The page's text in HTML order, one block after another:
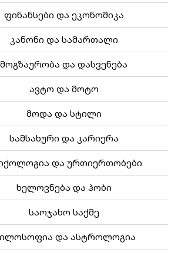
ფინანსები და ეკონომიკა
კანონი და სამართალი
მოგზაურობა და დასვენება
ავტო და მოტო
მოდა და სტილი
სამსახური და კარიერა
და ურთიერთობები
ხელოვნება და ჰობი
საოჯახო საქმე
და ასტროლოგია